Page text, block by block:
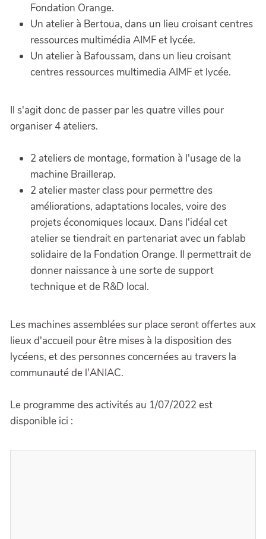
Fondation Orange.
Un atelier à Bertoua, dans un lieu croisant centres
ressources multimédia AIMF et lycée.
Un atelier à Bafoussam, dans un lieu croisant
centres ressources multimedia AIMF et lycée.
Il s'agit donc de passer par les quatre villes pour
organiser 4 ateliers.
2 ateliers de montage, formation à l'usage de la
machine Braillerap.
2 atelier master class pour permettre des
améliorations, adaptations locales, voire des
projets économiques locaux. Dans l'idéal cet
atelier se tiendrait en partenariat avec un fablab
solidaire de la Fondation Orange. Il permettrait de
donner naissance à une sorte de support
technique et de R&D local.
Les machines assemblées sur place seront offertes aux
lieux d'accueil pour être mises à la disposition des
lycéens, et des personnes concernées au travers la
communauté de l'ANIAC.
Le programme des activités au 1/07/2022 est
disponible ici :